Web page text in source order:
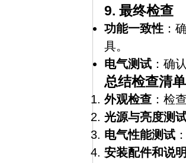
9. 最终检查
功能一致性 ：
具。
电气测试 ：确
总结检查清
外观检查 ：检
光源与亮度测
电气性能测试
安装配件和说